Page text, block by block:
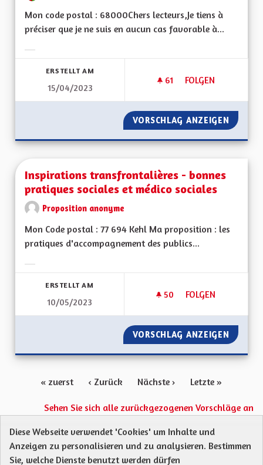
Mon code postal : 68000Chers lecteurs,Je tiens à
préciser que je ne suis en aucun cas favorable à...
ERSTELLT AM
15/04/2023
61 61 FOLLOWER
FOLGEN
L'ALSACE DE
VORSCHLAG ANZEIGEN
Inspirations transfrontalières - bonnes
pratiques sociales et médico sociales
Proposition anonyme
Mon Code postal : 77 694 Kehl Ma proposition : les
pratiques d'accompagnement des publics...
ERSTELLT AM
10/05/2023
50 50 FOLLOWER
FOLGEN
INSPIRATIONS
VORSCHLAG ANZEIGEN
« zuerst ‹ Zurück Nächste › Letzte »
Sehen Sie sich alle zurückgezogenen Vorschläge an
Protection des Données
Charte de contribution
Mentions légales
Was sind Gremien?
Diese Webseite verwendet 'Cookies' um Inhalte und
Anzeigen zu personalisieren und zu analysieren. Bestimmen
Sie, welche Dienste benutzt werden dürfen